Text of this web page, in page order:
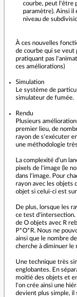
courbe, peut l'être
paramètre). Ainsi il
niveau de
À ces nouvelles
de courbe qui se veut
pratiquant pas
ces améliorations)
Simulation
Le système de
simulateur de fumée.
Rendu
Plusieurs
premier lieu, de
rayon de s'exécuter
une méthodologie
La complexité d'un
pixels de l'image (le
dans l'image. Pour
rayon avec les objets
objet si celui-ci est
De plus, lorsque les
ce test d'intersection.
de O objets avec R
P*O*R. Nous ne
ainsi que le nombre
cherche à diminuer
Une technique très
englobantes. En
moitié des objets et
l'on crée ainsi une
devient plus simple, il